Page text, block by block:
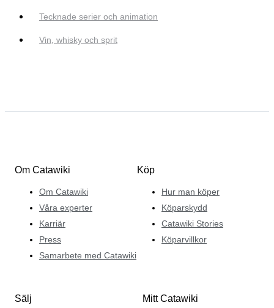
Tecknade serier och animation
Vin, whisky och sprit
Om Catawiki
Om Catawiki
Våra experter
Karriär
Press
Samarbete med Catawiki
Köp
Hur man köper
Köparskydd
Catawiki Stories
Köparvillkor
Sälj Mitt Catawiki